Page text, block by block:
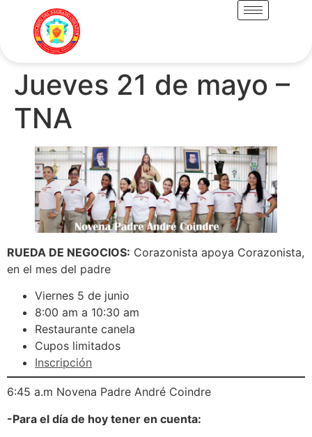
Jueves 21 de mayo –
TNA
RUEDA DE NEGOCIOS: Corazonista apoya Corazonista,
en el mes del padre
Viernes 5 de junio
8:00 am a 10:30 am
Restaurante canela
Cupos limitados
Inscripción
6:45 a.m Novena Padre André Coindre
-Para el día de hoy tener en cuenta: